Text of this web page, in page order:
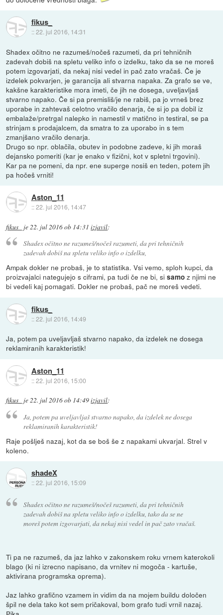
fikus_
::22. jul 2016, 14:31
Shadex očitno ne razumeš/nočeš razumeti, da pri tehničnih
zadevah dobiš na spletu veliko info o izdelku, tako da se ne moreš
potem izgovarjati, da nekaj nisi vedel in pač zato vračaš. Če je
izdelek pokvarjen, je garancija ali stvarna napaka. Za grafo se ve,
kakšne karakteristike mora imeti, če jih ne dosega, uveljavljaš
stvarno napako. Če si pa premisliš/je ne rabiš, pa jo vrneš brez
uporabe in zahtevaš celotno vračilo denarja, če si jo pa dobil iz
embalaže/pretrgal nalepko in namestil v matično in testiral, se pa
strinjam s prodajalcem, da smatra to za uporabo in s tem
zmanjšano vračilo denarja.
Drugo so npr. oblačila, obutev in podobne zadeve, ki jih moraš
dejansko pomeriti (kar je enako v fizični, kot v spletni trgovini).
Kar pa ne pomeni, da npr. ene superge nosiš en teden, potem jih
pa hočeš vrniti!
Aston_11
::22. jul 2016, 14:47
fikus_ je22. jul 2016 ob 14:31 izjavil:
Shadex očitno ne razumeš/nočeš razumeti, da pri tehničnih
zadevah dobiš na spletu veliko info o izdelku,
Ampak dokler ne probaš, je to statistika. Vsi vemo, sploh kupci, da
proizvajalci nategujejo s ciframi, pa tudi če ne bi, sisamo z njimi ne
bi vedeli kaj pomagati. Dokler ne probaš, pač ne moreš vedeti.
fikus_
::22. jul 2016, 14:49
Ja, potem pa uveljavljaš stvarno napako, da izdelek ne dosega
reklamiranih karakteristik!
Aston_11
::22. jul 2016, 15:00
fikus_ je22. jul 2016 ob 14:49izjavil:
Ja, potem pa uveljavljaš stvarno napako, da izdelek ne dosega
reklamiranih karakteristik!
Raje pošlješ nazaj, kot da se boš še z napakami ukvarjal. Strel v
koleno.
shadeX
::22. jul 2016, 15:09
Shadex očitno ne razumeš/nočeš razumeti, da pri tehničnih
zadevah dobiš na spletu veliko info o izdelku, tako da se ne
moreš potem izgovarjati, da nekaj nisi vedel in pač zato vračaš.
Ti pa ne razumeš, da jaz lahko v zakonskem roku vrnem katerokoli
blago (ki ni izrecno napisano, da vrnitev ni mogoča - kartuše,
aktivirana programska oprema).
Jaz lahko grafično vzamem in vidim da na mojem buildu določen
špil ne dela tako kot sem pričakoval, bom grafo tudi vrnil nazaj.